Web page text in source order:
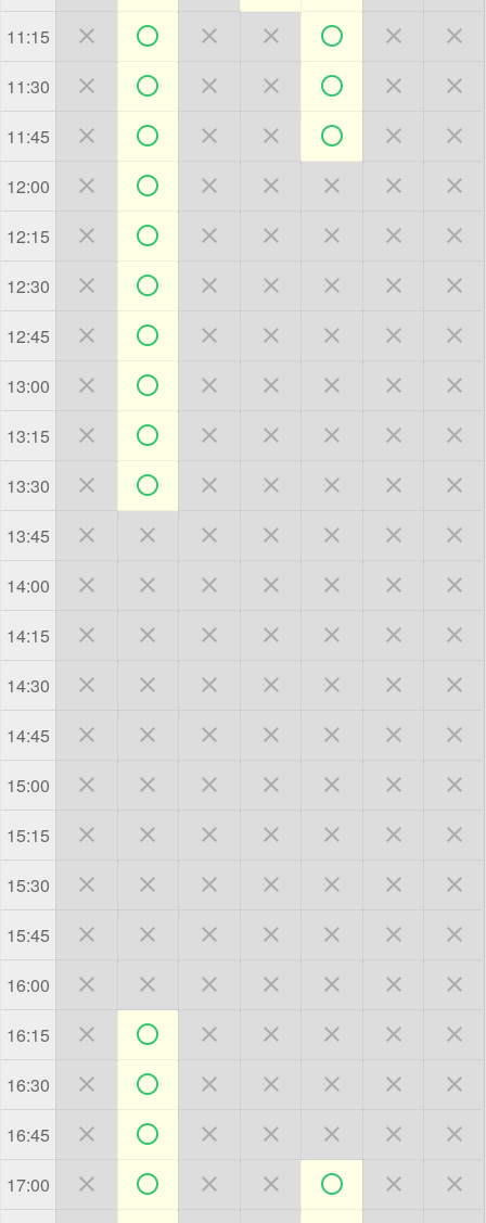
11:15       
11:30       
11:45       
12:00       
12:15       
12:30       
12:45       
13:00       
13:15       
13:30       
13:45       
14:00       
14:15       
14:30       
14:45       
15:00       
15:15       
15:30       
15:45       
16:00       
16:15       
16:30       
16:45       
17:00       